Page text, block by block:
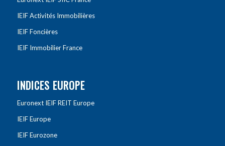
IEIF Activités Immobilières
IEIF Foncières
IEIF Immobilier France
INDICES EUROPE
Euronext IEIF REIT Europe
IEIF Europe
IEIF Eurozone